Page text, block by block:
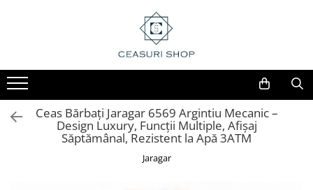
Ceas Bărbați Jaragar 6569 Argintiu Mecanic –
Design Luxury, Funcții Multiple, Afișaj
Săptămânal, Rezistent la Apă 3ATM
Jaragar